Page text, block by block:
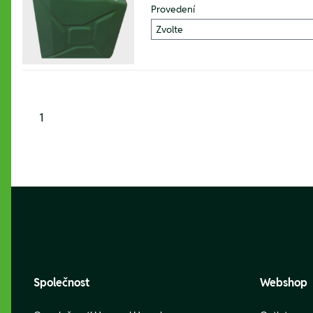
Provedení
1
Společnost Webshop